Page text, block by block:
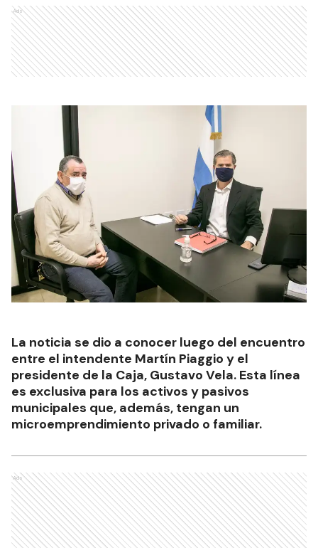
Ads
La noticia se dio a conocer luego del encuentro
entre el intendente Martín Piaggio y el
presidente de la Caja, Gustavo Vela. Esta línea
es exclusiva para los activos y pasivos
municipales que, además, tengan un
microemprendimiento privado o familiar.
Ads